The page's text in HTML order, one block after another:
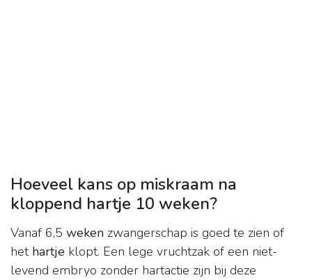
Hoeveel kans op miskraam na
kloppend hartje 10 weken?
Vanaf 6,5 weken zwangerschap is goed te zien of
het hartje klopt. Een lege vruchtzak of een niet-
levend embryo zonder hartactie zijn bij deze